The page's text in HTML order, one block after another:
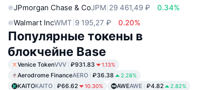
JPmorgan Chase & CoJPM 29 461,49 ₽
0.34%
Walmart IncWMT 9 195,27 ₽ 0.20%
Популярные токены в
блокчейне Base
Venice TokenVVV ₽931.83 1.13%
Aerodrome FinanceAERO ₽36.38 2.28%
KAITOKAITO ₽66.62 10.30% AWEAWE ₽4.82 2.82%